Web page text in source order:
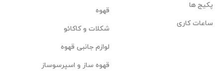
پکیج ها
ساعات کاری
قهوه
شکلات و کاکائو
لوازم جانبی قهوه
قهوه ساز و اسپرسوساز